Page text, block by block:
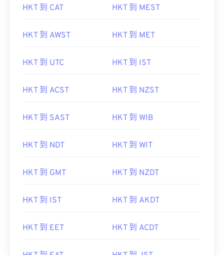
HKT 到 CAT HKT 到 MEST
HKT 到 AWST HKT 到 MET
HKT 到 UTC HKT 到 IST
HKT 到 ACST HKT 到 NZST
HKT 到 SAST HKT 到 WIB
HKT 到 NDT HKT 到 WIT
HKT 到 GMT HKT 到 NZDT
HKT 到 IST HKT 到 AKDT
HKT 到 EET HKT 到 ACDT